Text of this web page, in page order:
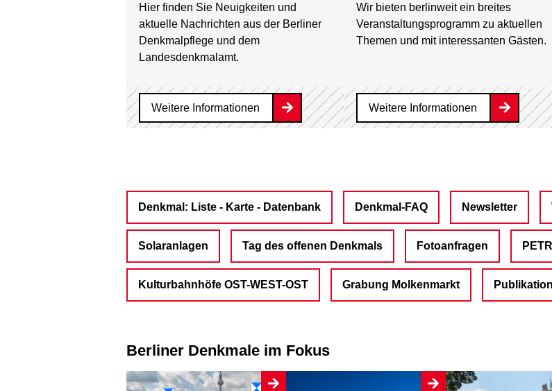
Hier finden Sie Neuigkeiten und
aktuelle Nachrichten aus der Berliner
Denkmalpflege und dem
Landesdenkmalamt.
Weitere Informationen
Wir bieten berlinweit ein breites
Veranstaltungsprogramm zu aktuellen
Themen und mit interessanten Gästen.
Weitere Informationen
Denkmal: Liste - Karte - Datenbank Denkmal-FAQ Newsletter
Solaranlagen Tag des offenen Denkmals Fotoanfragen
Kulturbahnhöfe OST-WEST-OST Grabung Molkenmarkt
Berliner Denkmale im Fokus